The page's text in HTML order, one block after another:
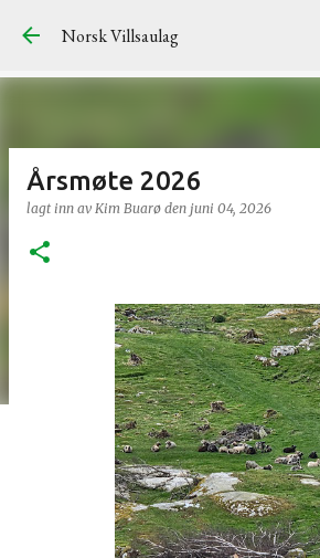
Norsk Villsaulag
Årsmøte 2026
lagt inn av Kim Buarø den juni 04, 2026